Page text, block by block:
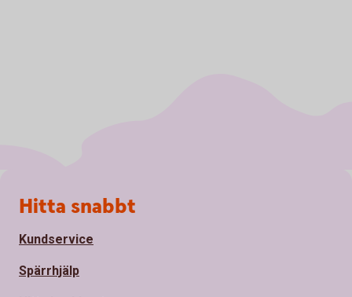
Sidfot
Hitta snabbt
Kundservice
Spärrhjälp